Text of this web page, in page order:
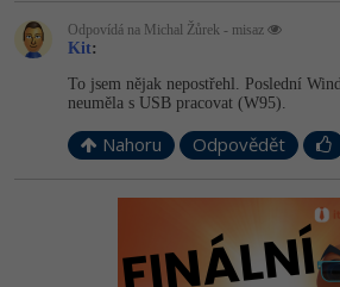
Odpovídá na Michal Žůrek - misaz
Kit:
To jsem nějak nepostřehl. Poslední
neuměla s USB pracovat (W95).
Nahoru Odpovědět